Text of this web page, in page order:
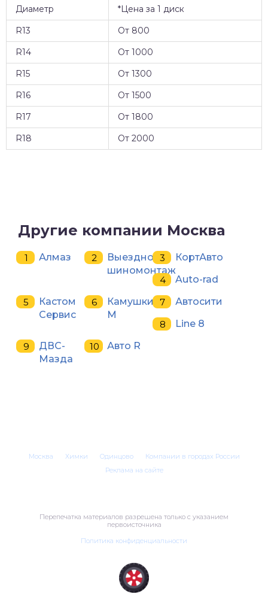
Диаметр
*Цена за 1 диск
R13
От 800
R14
От 1000
R15
От 1300
R16
От 1500
R17
От 1800
R18
От 2000
Другие компании Москва
Алмаз
Выездной
шиномонтаж
КортАвто
Auto-rad
Кастом
Сервис
Камушки-
М
Автосити
Line 8
ДВС-
Мазда
Авто R
Москва Химки Одинцово
Компании в городах России
Реклама на сайте
Перепечатка материалов разрешена только с указанием
первоисточника
Политика конфиденциальности